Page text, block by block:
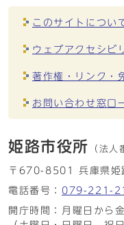
このサイトについ
ウェブアクセシビ
著作権・リンク・
お問い合わせ窓口
姫路市役所 （法人
〒670-8501 兵庫県姫
電話番号： 079-221-
開庁時間：月曜日から